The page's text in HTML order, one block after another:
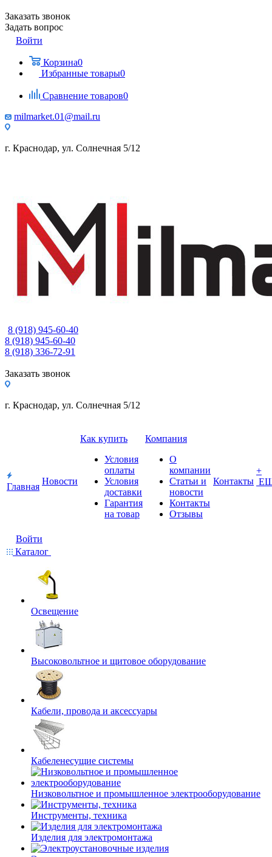
Заказать звонок
Задать вопрос
Войти
Корзина0
Избранные товары0
Сравнение товаров0
milmarket.01@mail.ru
г. Краснодар, ул. Солнечная 5/12
8 (918) 945-60-40
8 (918) 945-60-40
8 (918) 336-72-91
Заказать звонок
г. Краснодар, ул. Солнечная 5/12
Главная
Новости
Как купить
Условия
оплаты
Условия
доставки
Гарантия
на товар
Компания
О
компании
Статьи и
новости
Контакты
Отзывы
Контакты
+
Войти
Каталог
Освещение
Высоковольтное и щитовое оборудование
Кабели, провода и аксессуары
Кабеленесущие системы
Низковольтное и промышленное электрооборудование
Инструменты, техника
Изделия для электромонтажа